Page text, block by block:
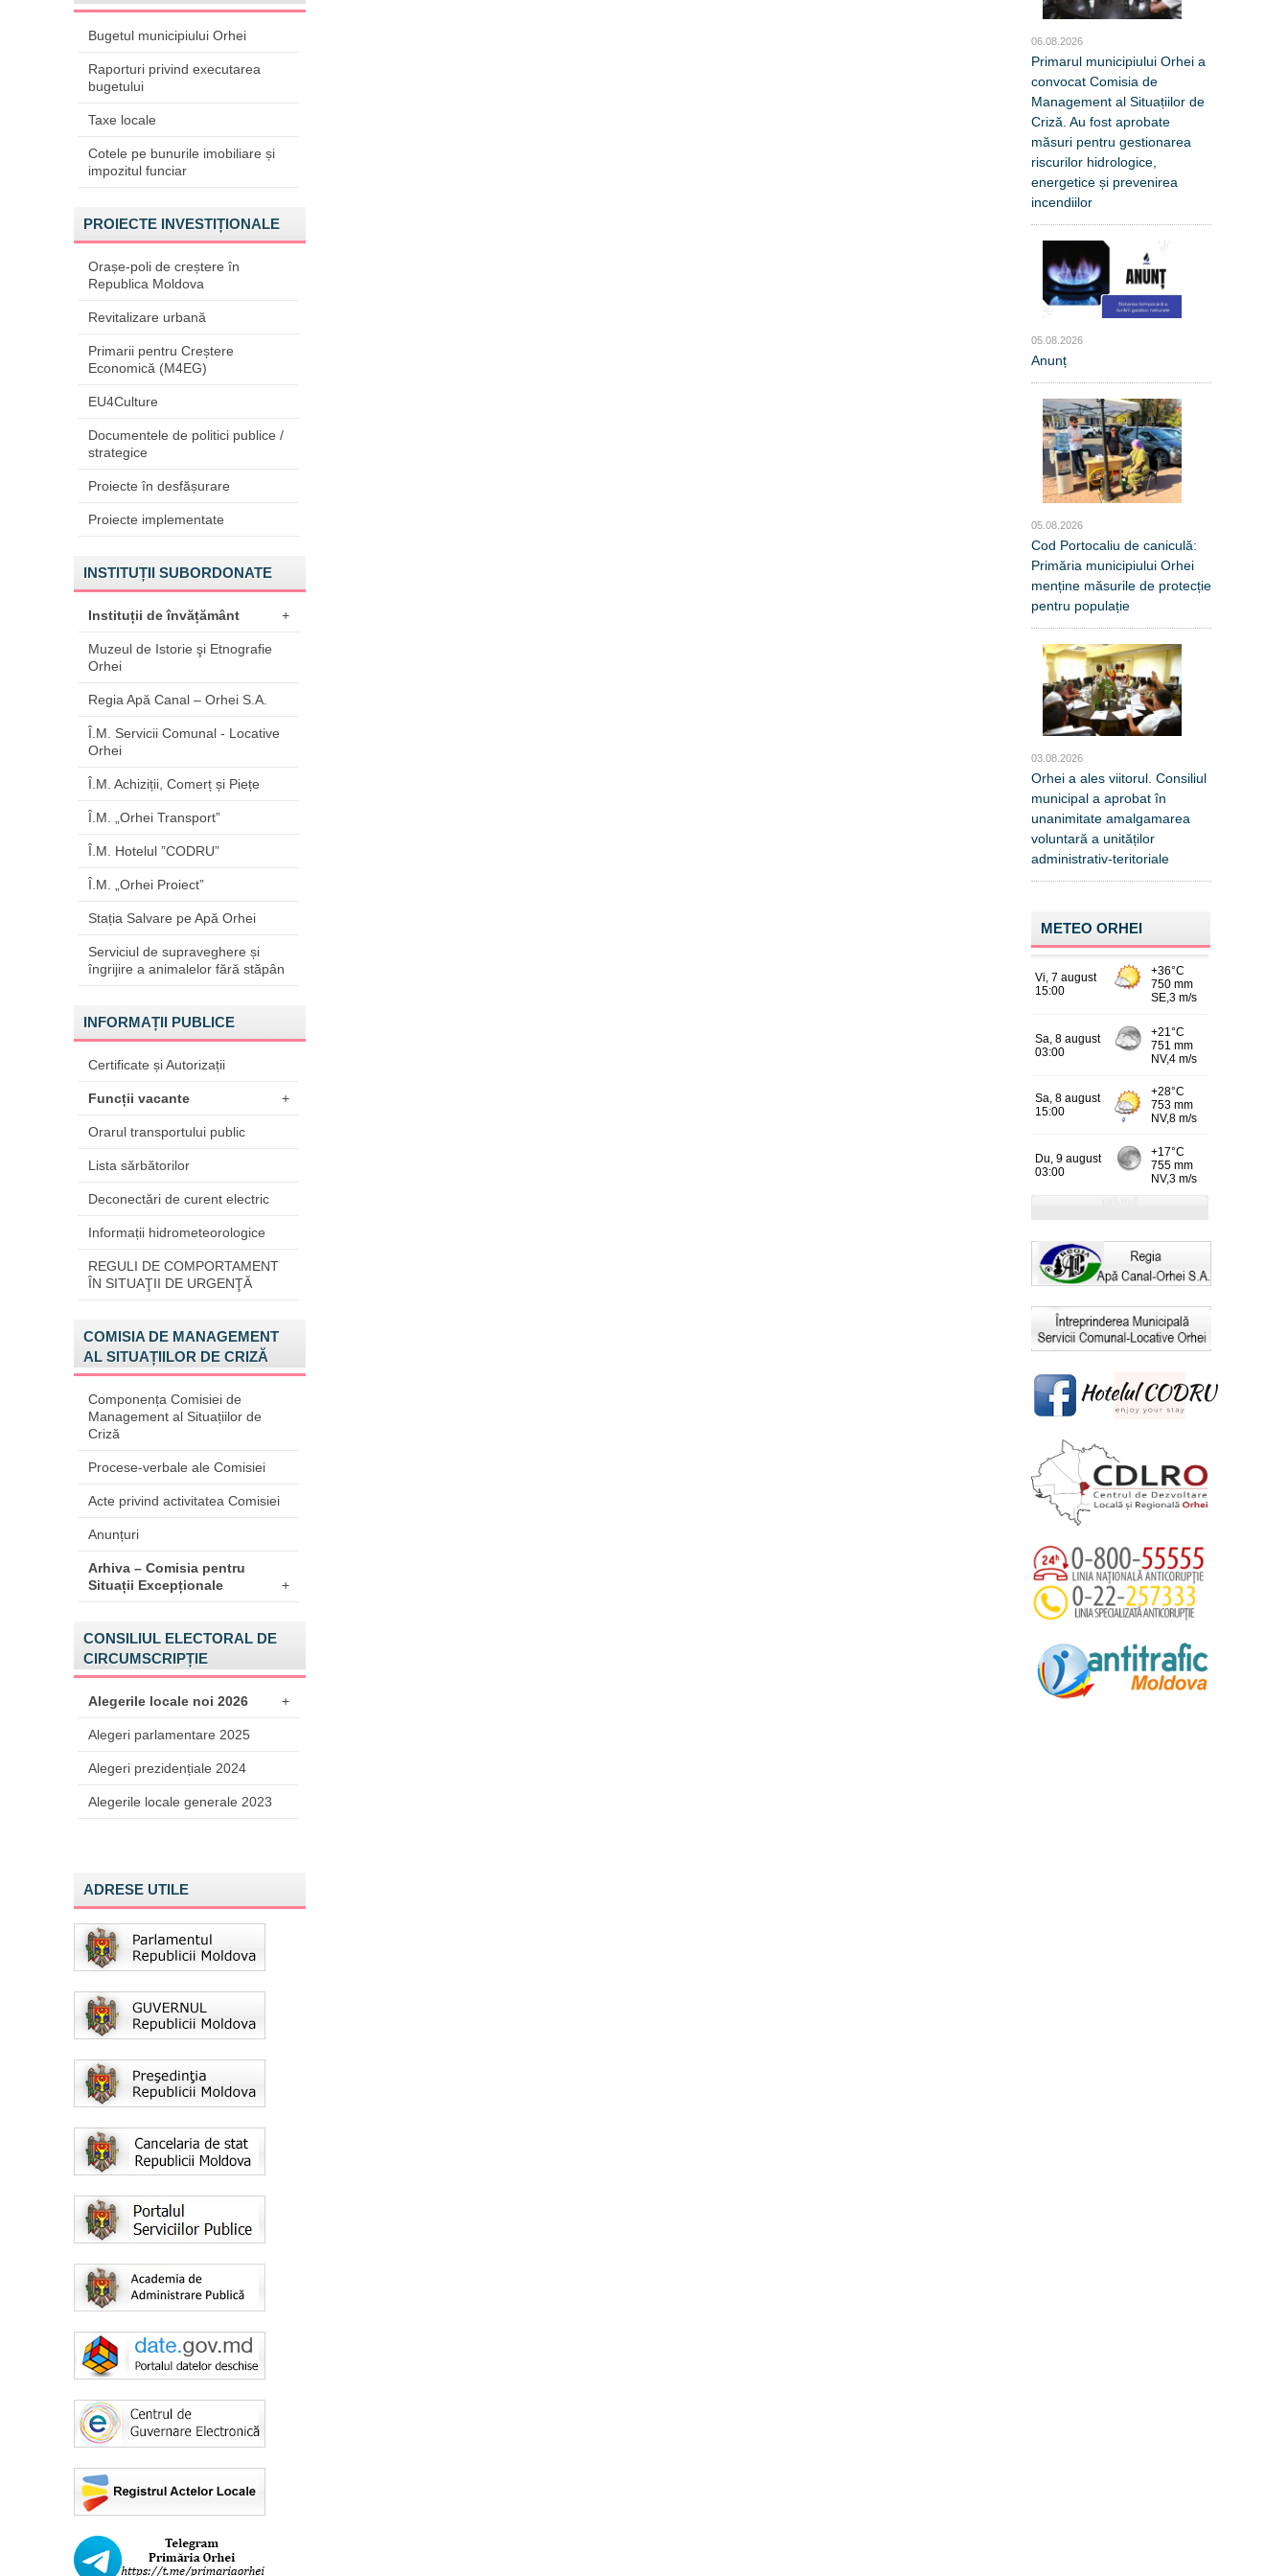
Bugetul municipiului Orhei
Raporturi privind executarea
bugetului
Taxe locale
Cotele pe bunurile imobiliare și
impozitul funciar
PROIECTE INVESTIȚIONALE
Orașe-poli de creștere în
Republica Moldova
Revitalizare urbană
Primarii pentru Creștere
Economică (M4EG)
EU4Culture
Documentele de politici publice /
strategice
Proiecte în desfășurare
Proiecte implementate
INSTITUȚII SUBORDONATE
Instituții de învățământ +
Muzeul de Istorie şi Etnografie
Orhei
Regia Apă Canal – Orhei S.A.
Î.M. Servicii Comunal - Locative
Orhei
Î.M. Achiziții, Comerț și Piețe
Î.M. „Orhei Transport”
Î.M. Hotelul ”CODRU”
Î.M. „Orhei Proiect”
Stația Salvare pe Apă Orhei
Serviciul de supraveghere și
îngrijire a animalelor fără stăpân
INFORMAȚII PUBLICE
Certificate și Autorizații
Funcții vacante +
Orarul transportului public
Lista sărbătorilor
Deconectări de curent electric
Informații hidrometeorologice
REGULI DE COMPORTAMENT
ÎN SITUAŢII DE URGENŢĂ
COMISIA DE MANAGEMENT
AL SITUAȚIILOR DE CRIZĂ
Componența Comisiei de
Management al Situațiilor de
Criză
Procese-verbale ale Comisiei
Acte privind activitatea Comisiei
Anunțuri
Arhiva – Comisia pentru
Situații Excepționale
+
CONSILIUL ELECTORAL DE
CIRCUMSCRIPȚIE
Alegerile locale noi 2026 +
Alegeri parlamentare 2025
Alegeri prezidențiale 2024
Alegerile locale generale 2023
ADRESE UTILE
06.08.2026
Primarul municipiului Orhei a
convocat Comisia de
Management al Situațiilor de
Criză. Au fost aprobate
măsuri pentru gestionarea
riscurilor hidrologice,
energetice și prevenirea
incendiilor
05.08.2026
Anunț
05.08.2026
Cod Portocaliu de caniculă:
Primăria municipiului Orhei
menține măsurile de protecție
pentru populație
03.08.2026
Orhei a ales viitorul. Consiliul
municipal a aprobat în
unanimitate amalgamarea
voluntară a unităților
administrativ-teritoriale
METEO ORHEI